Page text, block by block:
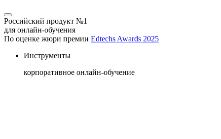
Российский продукт №1
для онлайн-обучения
По оценке жюри премии Edtechs Awards 2025
Инструменты
корпоративное онлайн-обучение